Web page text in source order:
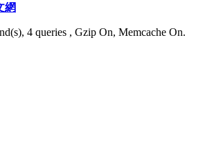
網
4 queries , Gzip On, Memcache On.